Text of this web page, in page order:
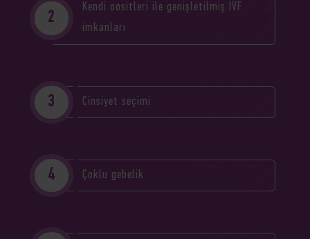
Kendi oositleri ile genişletilmiş IVF
imkanları
Cinsiyet seçimi
Çoklu gebelik